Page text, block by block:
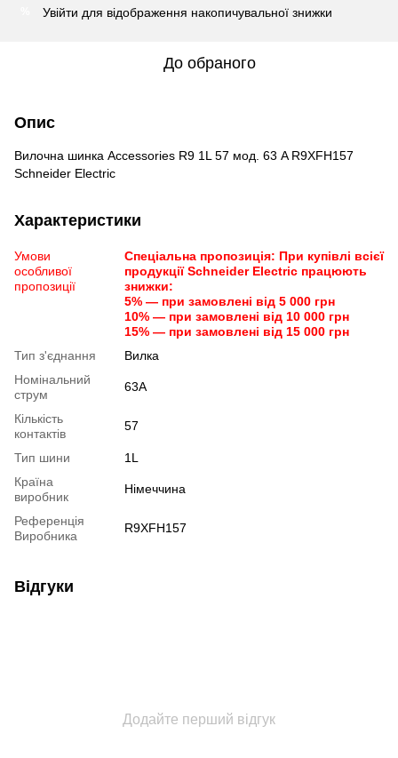
Увійти для відображення накопичувальної знижки
До обраного
Опис
Вилочна шинка Accessories R9 1L 57 мод. 63 A R9XFH157
Schneider Electric
Характеристики
Умови
особливої
пропозиції
Спеціальна пропозиція: При купівлі всієї
продукції Schneider Electric працюють
знижки:
5% — при замовлені від 5 000 грн
10% — при замовлені від 10 000 грн
15% — при замовлені від 15 000 грн
Тип з'єднання
Вилка
Номінальний
струм
63А
Кількість
контактів
57
Тип шини
1L
Країна
виробник
Німеччина
Референція
Виробника
R9XFH157
Відгуки
Додайте перший відгук